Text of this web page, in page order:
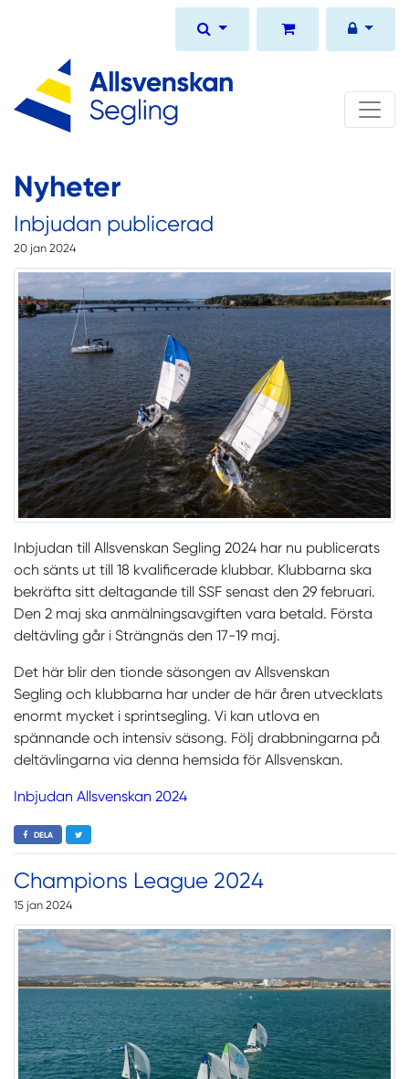
Nyheter
Inbjudan publicerad
20 jan 2024
Inbjudan till Allsvenskan Segling 2024 har nu publicerats
och sänts ut till 18 kvalificerade klubbar. Klubbarna ska
bekräfta sitt deltagande till SSF senast den 29 februari.
Den 2 maj ska anmälningsavgiften vara betald. Första
deltävling går i Strängnäs den 17-19 maj.
Det här blir den tionde säsongen av Allsvenskan
Segling och klubbarna har under de här åren utvecklats
enormt mycket i sprintsegling. Vi kan utlova en
spännande och intensiv säsong. Följ drabbningarna på
deltävlingarna via denna hemsida för Allsvenskan.
Inbjudan Allsvenskan 2024
DELA
Champions League 2024
15 jan 2024